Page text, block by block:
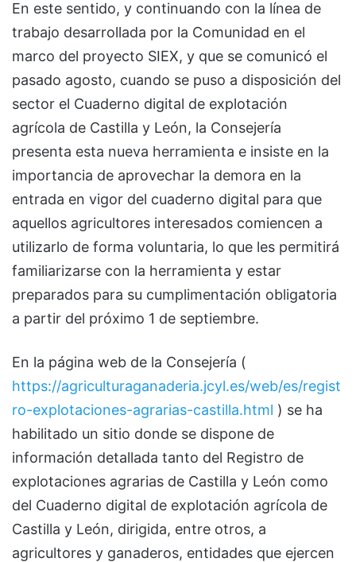
En este sentido, y continuando con la línea de
trabajo desarrollada por la Comunidad en el
marco del proyecto SIEX, y que se comunicó el
pasado agosto, cuando se puso a disposición del
sector el Cuaderno digital de explotación
agrícola de Castilla y León, la Consejería
presenta esta nueva herramienta e insiste en la
importancia de aprovechar la demora en la
entrada en vigor del cuaderno digital para que
aquellos agricultores interesados comiencen a
utilizarlo de forma voluntaria, lo que les permitirá
familiarizarse con la herramienta y estar
preparados para su cumplimentación obligatoria
a partir del próximo 1 de septiembre.
En la página web de la Consejería (
https://agriculturaganaderia.jcyl.es/web/es/regist
ro-explotaciones-agrarias-castilla.html ) se ha
habilitado un sitio donde se dispone de
información detallada tanto del Registro de
explotaciones agrarias de Castilla y León como
del Cuaderno digital de explotación agrícola de
Castilla y León, dirigida, entre otros, a
agricultores y ganaderos, entidades que ejercen